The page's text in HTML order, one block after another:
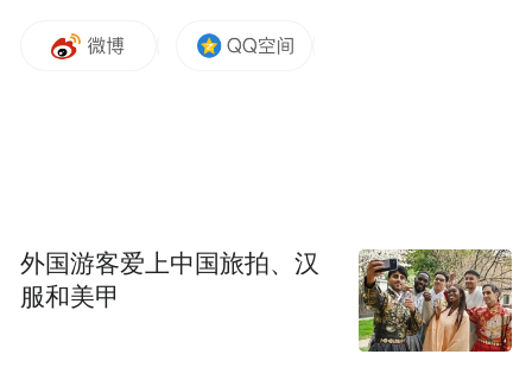
计划致力于儿童健康事业发展，通过困难家
南、云南、青海、深圳、浙江、上海等20余
个城市落地，累计捐赠1000万元开展儿童大
病医疗救助，为超11000名儿童提供义诊筛查
外国游客爱上中国旅拍、汉
服和美甲